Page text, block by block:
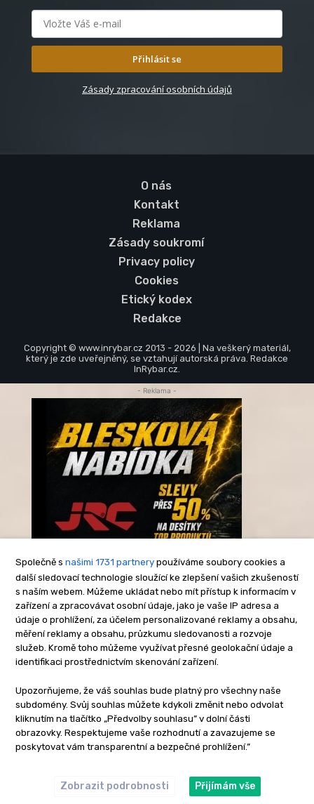
Přihlásit se
Zásady zpracování osobních údajů
O nás
Kontakt
Reklama
Zásady soukromí
Privacy policy
Cookies
Etický kodex
Redakce
Copyright © www.inrybar.cz 2013 - 2026 | Na veškerý materiál,
který je zde uveřejněný, se vztahují autorská práva. Redakce
InRybar.cz.
Společně s našimi 1731 partnery používáme soubory cookies a
další sledovací technologie sloužící ke zlepšení vašich zkušeností
s naším webem. Můžeme ukládat nebo mít přístup k informacím v
zařízení a zpracovávat osobní údaje, jako je vaše IP adresa a
údaje o prohlížení, za účelem personalizované reklamy a obsahu,
měření reklamy a obsahu, průzkumu sledovanosti a rozvoje
služeb. Kromě toho můžeme využívat přesné geolokační údaje a
identifikaci prostřednictvím skenování zařízení.
Upozorňujeme, že váš souhlas bude platný pro všechny naše
subdomény. Svůj souhlas můžete kdykoli změnit nebo odvolat
kliknutím na tlačítko „Předvolby souhlasu” v dolní části
obrazovky. Respektujeme vaše rozhodnutí a zavazujeme se
poskytovat vám transparentní a bezpečné prohlížení.”
Zobrazit podrobnosti Přijímám vše
- Reklama -
-Reklama-